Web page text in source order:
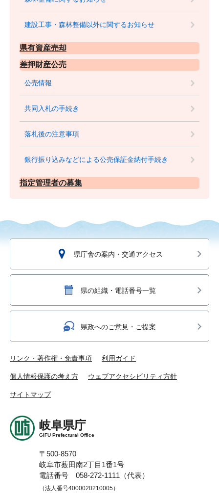
建設工事・森林整備以外に関するお知らせ
県有資産売却
差押財産公売
公売情報
共同入札の手続き
落札後の注意事項
銀行振り込みなどによる公売保証金納付手続き
指定管理者の募集
県庁舎の案内・交通アクセス
県の組織・電話番号一覧
県政へのご意見・ご提案
リンク・著作権・免責事項 利用ガイド
個人情報保護の考え方 ウェブアクセシビリティ方針
サイトマップ
岐阜県庁
GIFU Prefectural Office
〒500-8570
岐阜市薮田南2丁目1番1号
電話番号 058-272-1111（代表）
（法人番号4000020210005）